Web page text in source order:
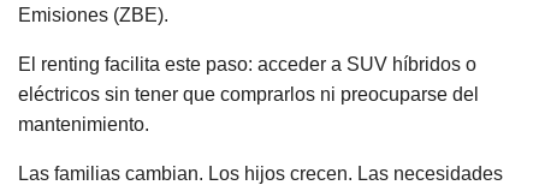
Emisiones (ZBE).
El renting facilita este paso: acceder a SUV híbridos o
eléctricos sin tener que comprarlos ni preocuparse del
mantenimiento.
Las familias cambian. Los hijos crecen. Las necesidades